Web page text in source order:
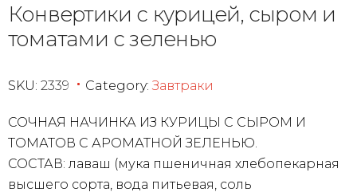
Конвертики с курицей, сыром и
томатами с зеленью
SKU: 2339 Category:Завтраки
СОЧНАЯ НАЧИНКА ИЗ КУРИЦЫ С СЫРОМ И
ТОМАТОВ С АРОМАТНОЙ ЗЕЛЕНЬЮ.
СОСТАВ: лаваш (мука пшеничная хлебопекарная
высшего сорта, вода питьевая, соль